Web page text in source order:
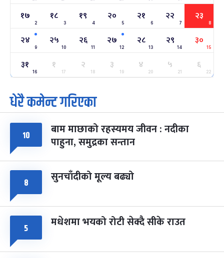
शनि फाल्गुन २२, २०८३ Mar 6, 2027
सोम
अन्तराष्ट्रिय नारी दिवस
फाल्गुन २४, २०८३- Mar 8, 2027
७ महिना बाँकी
२५
मंगल
ग्याल्पो ल्होसार
फाल्गुन २५, २०८३ Mar 9, 2027
७ महिना बाँकी
७
आइत
पूर्णिमा व्रत
चैत्र ७, २०८३-Mar 21, 2027
८ फागुपूर्णिमा
चैत्र ८, २०८३-Mar 22, 2027
७ महिना बाँकी
१७
2
१८
3
१९
4
२०
5
२१
6
२२
7
२३
8
२४
9
२५
10
२६
11
२७
12
२८
13
२९
14
३०
15
३१
16
१
17
२
18
३
19
४
20
५
21
६
22
धेरै कमेन्ट गरिएका
१० बाम माछाको रहस्यमय जीवन : नदीका
पाहुना, समुद्रका सन्तान
८ सुनचाँदीको मूल्य बढ्यो
५ मधेशमा भयको रोटी सेक्दै सीके राउत